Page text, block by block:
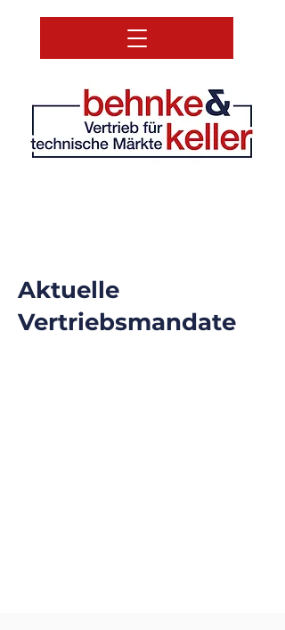
Aktuelle
Vertriebsmandate